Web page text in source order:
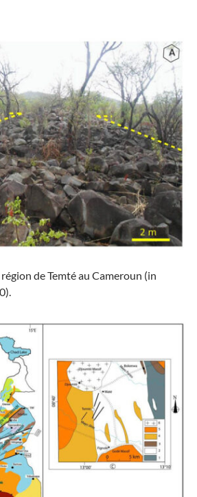
de Temté au Cameroun (in